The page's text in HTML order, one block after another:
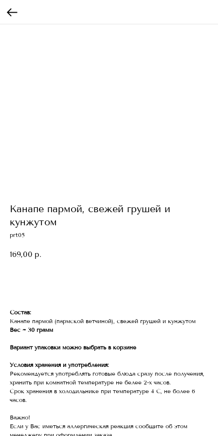
Канапе пармой, свежей грушей и
кунжутом
prt05
169,00 р.
Состав:
Канапе пармой (пармской ветчиной), свежей грушей и кунжутом
Вес ~ 30 грамм
Вариант упаковки можно выбрать в корзине
Условия хранения и употребления:
Рекомендуется употреблять готовые блюда сразу после получения,
хранить при комнатной температуре не белее 2-х часов.
Срок хранения в холодильнике при температуре 4 С, не более 6
часов.
Важно!
Если у Вас иметься аллергическая реакция сообщите об этом